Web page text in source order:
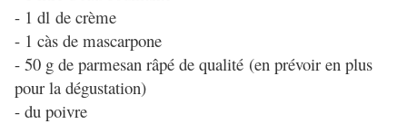
- 1 dl de crème
- 1 càs de mascarpone
- 50 g de parmesan râpé de qualité (en prévoir en plus
pour la dégustation)
- du poivre